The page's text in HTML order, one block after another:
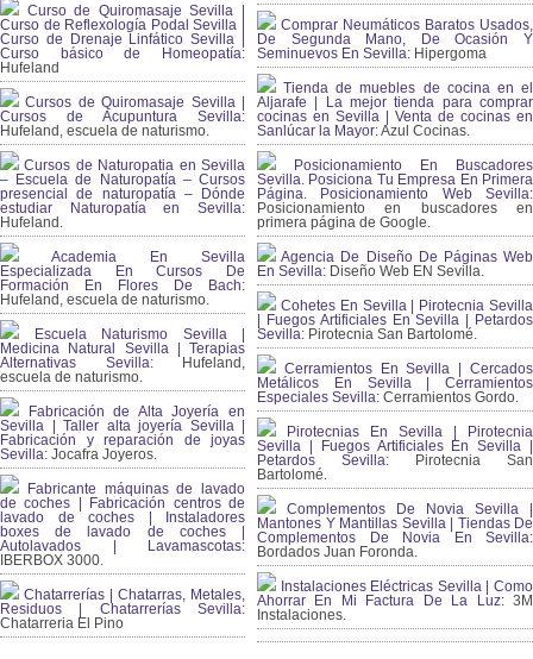
Curso de Quiromasaje Sevilla |
Curso de Reflexología Podal Sevilla |
Curso de Drenaje Linfático Sevilla |
Curso básico de Homeopatía:
Hufeland
Cursos de Quiromasaje Sevilla |
Cursos de Acupuntura Sevilla:
Hufeland, escuela de naturismo.
Cursos de Naturopatia en Sevilla
– Escuela de Naturopatía – Cursos
presencial de naturopatía – Dónde
estudiar Naturopatía en Sevilla:
Hufeland.
Academia En Sevilla
Especializada En Cursos De
Formación En Flores De Bach:
Hufeland, escuela de naturismo.
Escuela Naturismo Sevilla |
Medicina Natural Sevilla | Terapias
Alternativas Sevilla: Hufeland,
escuela de naturismo.
Fabricación de Alta Joyería en
Sevilla | Taller alta joyería Sevilla |
Fabricación y reparación de joyas
Sevilla: Jocafra Joyeros.
Fabricante máquinas de lavado
de coches | Fabricación centros de
lavado de coches | Instaladores
boxes de lavado de coches |
Autolavados | Lavamascotas:
IBERBOX 3000.
Chatarrerías | Chatarras, Metales,
Residuos | Chatarrerías Sevilla:
Chatarreria El Pino
Comprar Neumáticos Baratos Usados,
De Segunda Mano, De Ocasión Y
Seminuevos En Sevilla: Hipergoma
Tienda de muebles de cocina en el
Aljarafe | La mejor tienda para comprar
cocinas en Sevilla | Venta de cocinas en
Sanlúcar la Mayor:Azul Cocinas.
Posicionamiento En Buscadores
Sevilla. Posiciona Tu Empresa En Primera
Página. Posicionamiento Web Sevilla:
Posicionamiento en buscadores en
primera página de Google.
Agencia De Diseño De Páginas Web
En Sevilla: Diseño Web EN Sevilla.
Cohetes En Sevilla | Pirotecnia Sevilla
| Fuegos Artificiales En Sevilla | Petardos
Sevilla: Pirotecnia San Bartolomé.
Cerramientos En Sevilla | Cercados
Metálicos En Sevilla | Cerramientos
Especiales Sevilla: Cerramientos Gordo.
Pirotecnias En Sevilla | Pirotecnia
Sevilla | Fuegos Artificiales En Sevilla |
Petardos Sevilla: Pirotecnia San
Bartolomé.
Complementos De Novia Sevilla |
Mantones Y Mantillas Sevilla | Tiendas De
Complementos De Novia En Sevilla:
Bordados Juan Foronda.
Instalaciones Eléctricas Sevilla | Como
Ahorrar En Mi Factura De La Luz:3M
Instalaciones.